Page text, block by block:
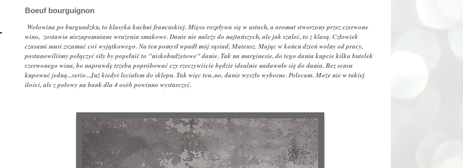
Boeuf bourguignon
Wołowina po burgundzku, to klasyka kuchni francuskiej. Mięso rozpływa się w ustach, a aromat stworzony przez czerwone
wino, zostawia niezapomniane wrażenia smakowe. Danie nie należy do najtańszych, ale jak szaleć, to z klasą. Człowiek
czasami musi zszamać coś wyjątkowego. Na ten pomysł wpadł mój sąsiad, Mateusz. Mając w końcu dzień wolny od pracy,
postanowiliśmy połączyć siły by popełnić to "niskobudżetowe" danie. Tak na marginesie, do tego dania kupcie kilka butelek
czerwonego wina, bo naprawdę trzeba popróbować czy rzeczywiście będzie idealnie nadawało się do dania. Bez sensu
kupować jedną...serio...Już kiedyś leciałem do sklepu. Tak więc ten..no, danie wyszło wyborne. Polecam. Może nie w takiej
ilości, ale z połowy na bank dla 4 osób powinno wystarczyć.